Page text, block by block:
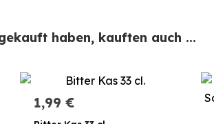
haben, kauften auch ...
1,99 €